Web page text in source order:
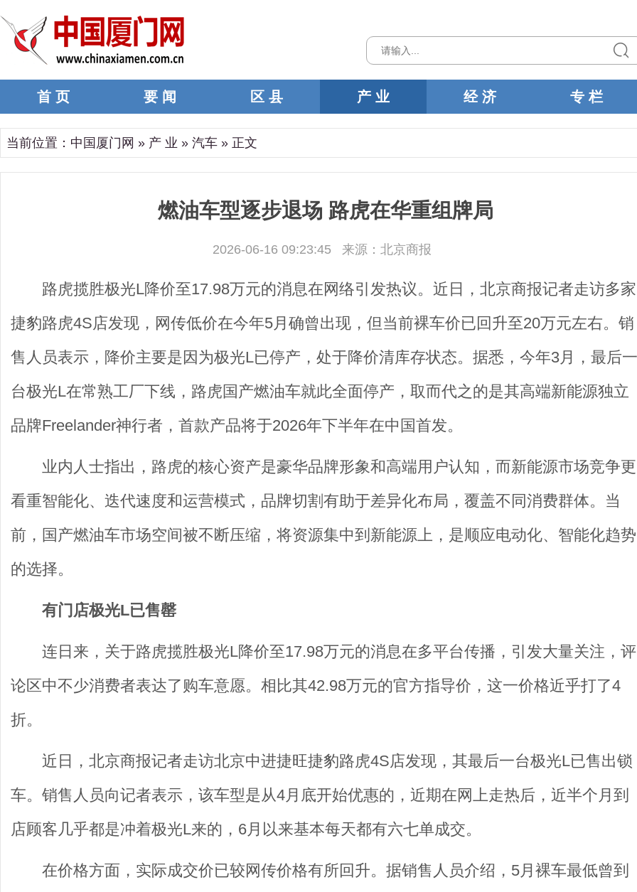
首 页 要 闻 区 县 产 业 经 济 专 栏
当前位置： 中国厦门网 » 产 业 » 汽车 » 正文
燃油车型逐步退场 路虎在华重组牌局
2026-06-16 09:23:45 来源：北京商报
路虎揽胜极光L降价至17.98万元的消息在网络引发热议。近日，北京商报记者走访多家
捷豹路虎4S店发现，网传低价在今年5月确曾出现，但当前裸车价已回升至20万元左右。销
售人员表示，降价主要是因为极光L已停产，处于降价清库存状态。据悉，今年3月，最后一
台极光L在常熟工厂下线，路虎国产燃油车就此全面停产，取而代之的是其高端新能源独立
品牌Freelander神行者，首款产品将于2026年下半年在中国首发。
业内人士指出，路虎的核心资产是豪华品牌形象和高端用户认知，而新能源市场竞争更
看重智能化、迭代速度和运营模式，品牌切割有助于差异化布局，覆盖不同消费群体。当
前，国产燃油车市场空间被不断压缩，将资源集中到新能源上，是顺应电动化、智能化趋势
的选择。
有门店极光L已售罄
连日来，关于路虎揽胜极光L降价至17.98万元的消息在多平台传播，引发大量关注，评
论区中不少消费者表达了购车意愿。相比其42.98万元的官方指导价，这一价格近乎打了4
折。
近日，北京商报记者走访北京中进捷旺捷豹路虎4S店发现，其最后一台极光L已售出锁
车。销售人员向记者表示，该车型是从4月底开始优惠的，近期在网上走热后，近半个月到
店顾客几乎都是冲着极光L来的，6月以来基本每天都有六七单成交。
在价格方面，实际成交价已较网传价格有所回升。据销售人员介绍，5月裸车最低曾到